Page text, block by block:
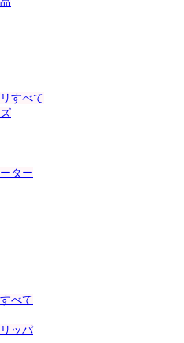
すべて
ター
べて
ッパ